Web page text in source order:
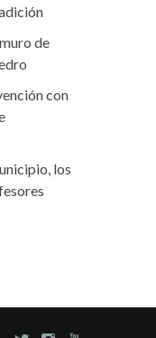
de
con
los